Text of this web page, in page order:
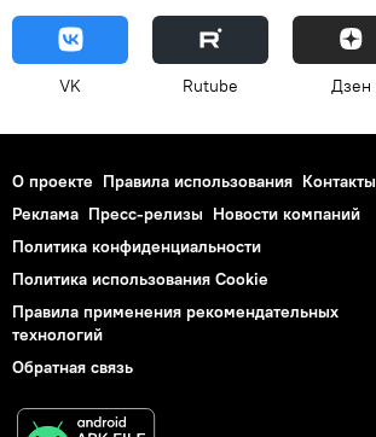
VK Rutube Дзен
О проекте Правила использования Контакты
Реклама Пресс-релизы Новости компаний
Политика конфиденциальности
Политика использования Cookie
Правила применения рекомендательных
технологий
Обратная связь